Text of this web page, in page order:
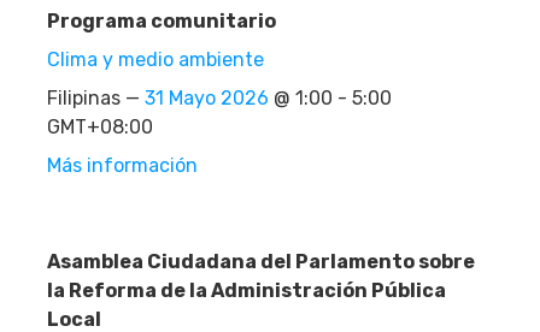
Programa comunitario
Clima y medio ambiente
Filipinas — 31 Mayo 2026 @ 1:00 - 5:00
GMT+08:00
Más información
Asamblea Ciudadana del Parlamento sobre
la Reforma de la Administración Pública
Local